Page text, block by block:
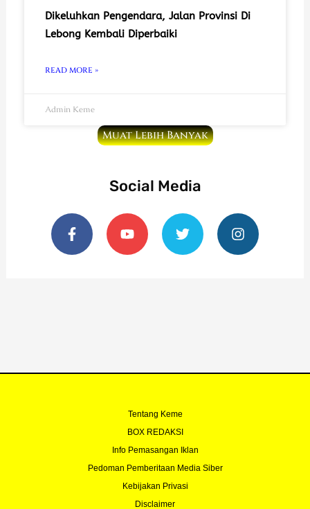
Dikeluhkan Pengendara, Jalan Provinsi Di
Lebong Kembali Diperbaiki
READ MORE »
Admin Keme
Muat Lebih Banyak
Social Media
F
a
c
e
Y
o
u
t
T
w
i
t
I
n
s
t
Tentang Keme
BOX REDAKSI
Info Pemasangan Iklan
Pedoman Pemberitaan Media Siber
Kebijakan Privasi
Disclaimer